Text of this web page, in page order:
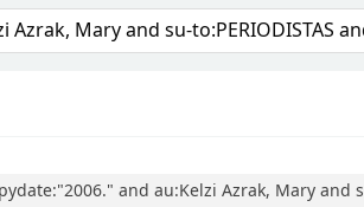
and au:Kelzi Azrak, Mary and